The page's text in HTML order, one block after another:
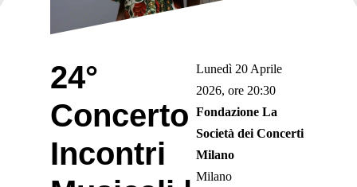
24°
Concerto
Incontri
Lunedì 20 Aprile
2026, ore 20:30
Fondazione La
Società dei Concerti
Milano
Milano